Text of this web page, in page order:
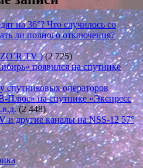
на 36°? Что случилось со
ли полного отключения?
TV ) (2 725)
появился на спутнике
спутниковых операторов
Плюс» на спутнике «Экспресс
(2 448)
и другие каналы на NSS-12 57°